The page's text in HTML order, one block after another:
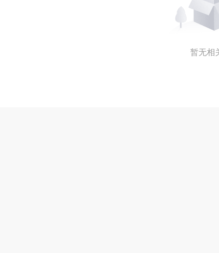
暂无相